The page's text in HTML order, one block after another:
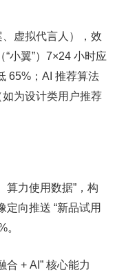
虚拟代言人），效
小翼”）7×24 小时应
65%；AI 推荐算法
如为设计类用户推荐
算力使用数据”，构
定向推送 “新品试用
。​
合 + AI” 核心能力​